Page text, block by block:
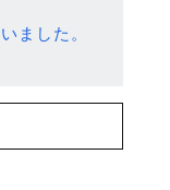
ました。